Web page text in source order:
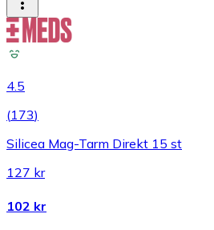
4.5
(173)
Silicea Mag-Tarm Direkt 15 st
127 kr
102 kr